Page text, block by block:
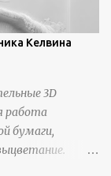
Келвина
3D
работа
бумаги,